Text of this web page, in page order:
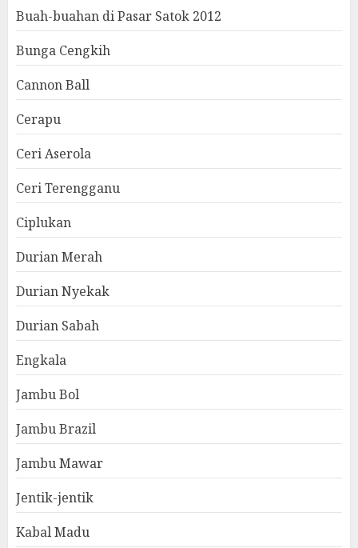
Buah-buahan di Pasar Satok 2012
Bunga Cengkih
Cannon Ball
Cerapu
Ceri Aserola
Ceri Terengganu
Ciplukan
Durian Merah
Durian Nyekak
Durian Sabah
Engkala
Jambu Bol
Jambu Brazil
Jambu Mawar
Jentik-jentik
Kabal Madu